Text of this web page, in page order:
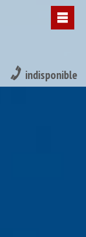
indisponible